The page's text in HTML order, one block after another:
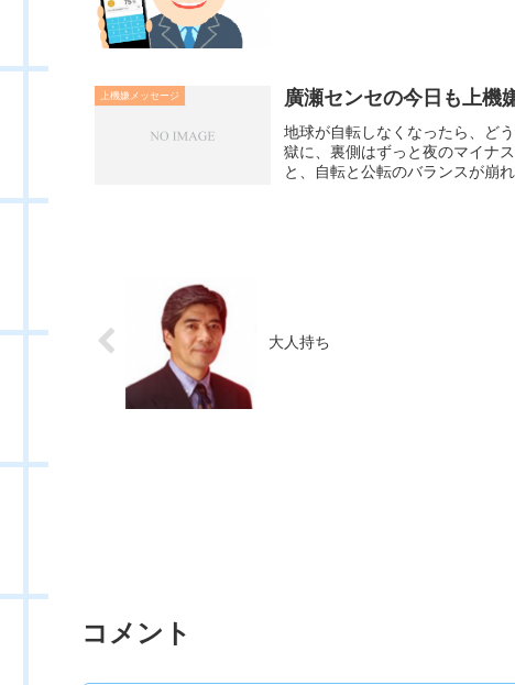
上機嫌メッセージ 廣瀬センセの今日も上機
地球が自転しなくなったら、ど
獄に、裏側はずっと夜のマイナ
と、自転と公転のバランスが崩
大人持ち
コメント